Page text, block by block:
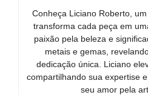
Conheça Liciano Roberto,
transforma cada peça em
paixão pela beleza e
metais e gemas,
dedicação única. Liciano
compartilhando sua expertise
seu amor pela